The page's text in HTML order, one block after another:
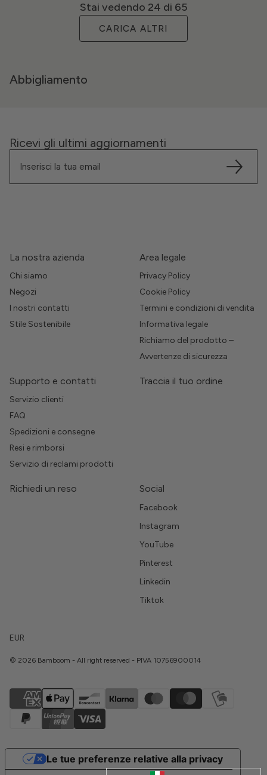
Stai vedendo 24 di 65
CARICA ALTRI
Abbigliamento
Ricevi gli ultimi aggiornamenti
La nostra azienda
Chi siamo
Negozi
I nostri contatti
Stile Sostenibile
Area legale
Privacy Policy
Cookie Policy
Termini e condizioni di vendita
Informativa legale
Richiamo del prodotto –
Avvertenze di sicurezza
Supporto e contatti
Servizio clienti
FAQ
Spedizioni e consegne
Resi e rimborsi
Servizio di reclami prodotti
Traccia il tuo ordine
Richiedi un reso Social
Facebook
Instagram
YouTube
Pinterest
Linkedin
Tiktok
EUR
© 2026 Bamboom - All right reserved - PIVA 10756900014
Le tue preferenze relative alla privacy